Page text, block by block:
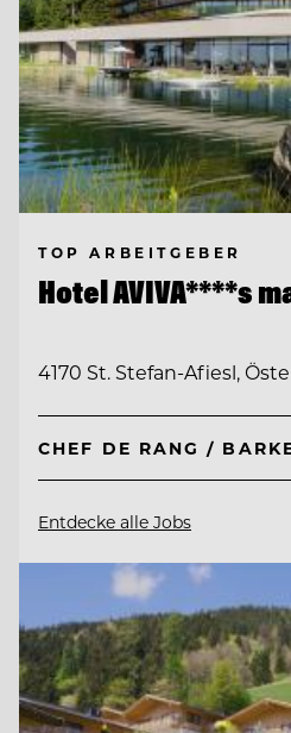
TOP ARBEITGEBER
Hotel AVIVA****s
4170 St. Stefan-Afiesl,
CHEF DE RANG /
Entdecke alle Jobs